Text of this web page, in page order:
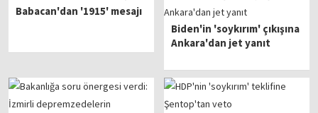
Babacan'dan '1915' mesajı
Biden'in 'soykırım' çıkışına
Ankara'dan jet yanıt